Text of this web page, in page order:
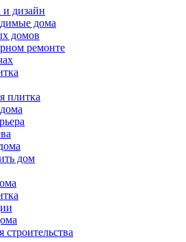
и дизайн
дома
домов
ремонте
плитка
дом
строительства